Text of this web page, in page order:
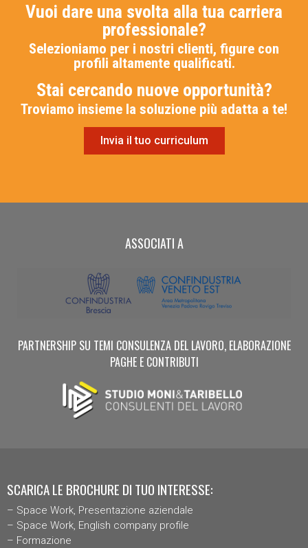
Vuoi dare una svolta alla tua carriera
professionale?
Selezioniamo per i nostri clienti, figure con
profili altamente qualificati.
Stai cercando nuove opportunità?
Troviamo insieme la soluzione più adatta a te!
Invia il tuo curriculum
ASSOCIATI A
PARTNERSHIP SU TEMI CONSULENZA DEL LAVORO, ELABORAZIONE
PAGHE E CONTRIBUTI
SCARICA LE BROCHURE DI TUO INTERESSE:
– Space Work, Presentazione aziendale
– Space Work, English company profile
– Formazione